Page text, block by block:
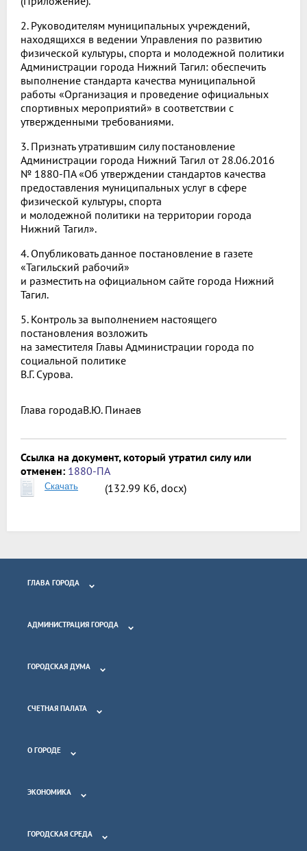
2. Руководителям муниципальных учреждений,
находящихся в ведении Управления по развитию
физической культуры, спорта и молодежной политики
Администрации города Нижний Тагил: обеспечить
выполнение стандарта качества муниципальной
работы «Организация и проведение официальных
спортивных мероприятий» в соответствии с
утвержденными требованиями.
3. Признать утратившим силу постановление
Администрации города Нижний Тагил от 28.06.2016
№ 1880-ПА «Об утверждении стандартов качества
предоставления муниципальных услуг в сфере
физической культуры, спорта
и молодежной политики на территории города
Нижний Тагил».
4. Опубликовать данное постановление в газете
«Тагильский рабочий»
и разместить на официальном сайте города Нижний
Тагил.
5. Контроль за выполнением настоящего
постановления возложить
на заместителя Главы Администрации города по
социальной политике
В.Г. Сурова.
Глава городаВ.Ю. Пинаев
Ссылка на документ, который утратил силу или
отменен: 1880-ПА
Скачать (132.99 Кб, docx)
ГЛАВА ГОРОДА
АДМИНИСТРАЦИЯ ГОРОДА
ГОРОДСКАЯ ДУМА
СЧЕТНАЯ ПАЛАТА
О ГОРОДЕ
ЭКОНОМИКА
ГОРОДСКАЯ СРЕДА